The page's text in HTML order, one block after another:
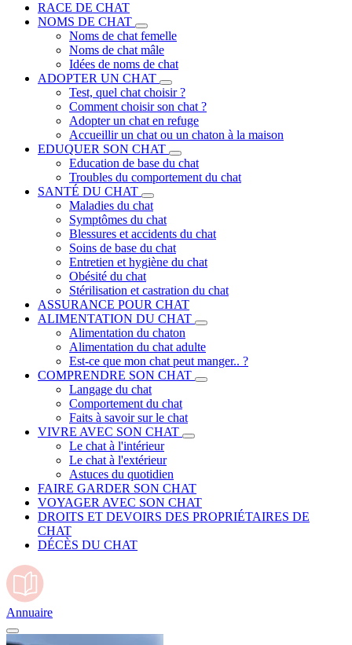
RACE DE CHAT
NOMS DE CHAT
Noms de chat femelle
Noms de chat mâle
Idées de noms de chat
ADOPTER UN CHAT
Test, quel chat choisir ?
Comment choisir son chat ?
Adopter un chat en refuge
Accueillir un chat ou un chaton à la maison
EDUQUER SON CHAT
Education de base du chat
Troubles du comportement du chat
SANTÉ DU CHAT
Maladies du chat
Symptômes du chat
Blessures et accidents du chat
Soins de base du chat
Entretien et hygiène du chat
Obésité du chat
Stérilisation et castration du chat
ASSURANCE POUR CHAT
ALIMENTATION DU CHAT
Alimentation du chaton
Alimentation du chat adulte
Est-ce que mon chat peut manger.. ?
COMPRENDRE SON CHAT
Langage du chat
Comportement du chat
Faits à savoir sur le chat
VIVRE AVEC SON CHAT
Le chat à l'intérieur
Le chat à l'extérieur
Astuces du quotidien
FAIRE GARDER SON CHAT
VOYAGER AVEC SON CHAT
DROITS ET DEVOIRS DES PROPRIÉTAIRES DE
CHAT
DÉCÈS DU CHAT
Annuaire